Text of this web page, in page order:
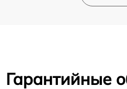
Гарантийные